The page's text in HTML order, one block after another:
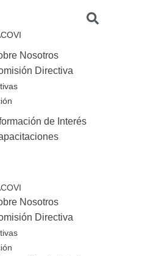
Nosotros
Directiva
de Interés
Nosotros
Directiva